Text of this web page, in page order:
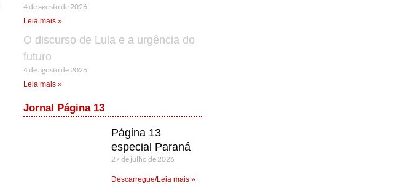
4 de agosto de 2026
Leia mais »
O discurso de Lula e a urgência do
futuro
4 de agosto de 2026
Leia mais »
Jornal Página 13
Página 13
especial Paraná
27 de julho de 2026
Descarregue/Leia mais »